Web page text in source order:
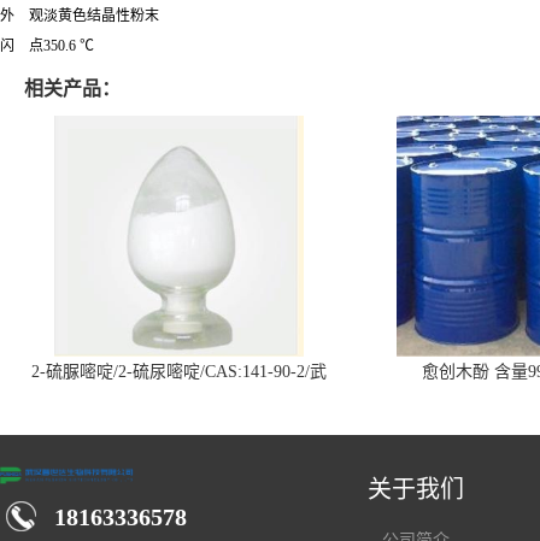
外 观淡黄色结晶性粉末
闪 点350.6 ℃
相关产品：
2-硫脲嘧啶/2-硫尿嘧啶/CAS:141-90-2/武
愈创木酚 含量
18163336578
关于我们